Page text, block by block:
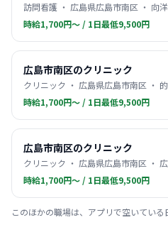
訪問看護 ・ 広島県広島市南区 ・ 向
時給1,700円〜 / 1日最低9,500円
広島市南区のクリニック
クリニック ・ 広島県広島市南区 ・
時給1,700円〜 / 1日最低9,500円
広島市南区のクリニック
クリニック ・ 広島県広島市南区 ・
時給1,700円〜 / 1日最低9,500円
このほかの職場は、アプリで空いている